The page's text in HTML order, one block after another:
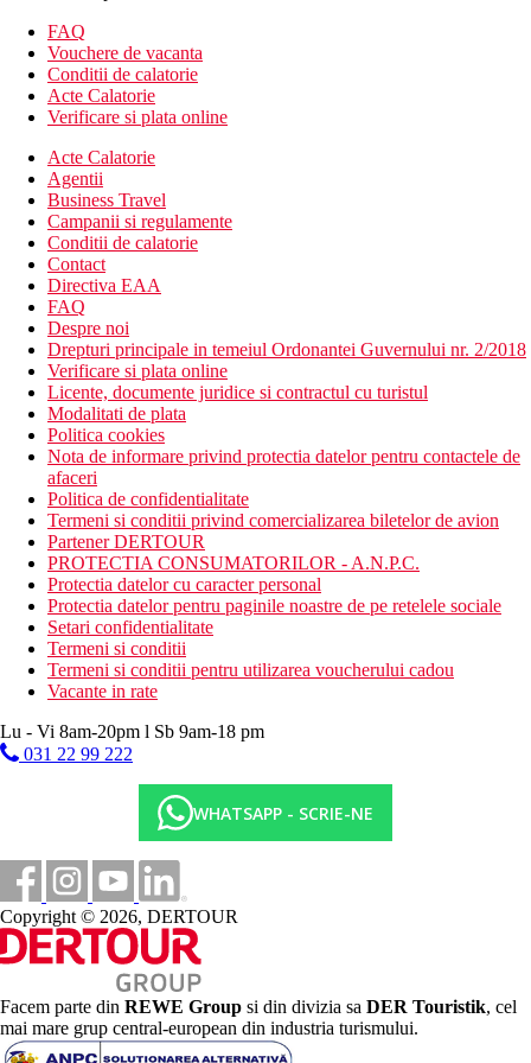
Descrierea plajei
la 200 m de plaja
sezlonguri si umbrele disponibile contra cost
Activitati sportive gratuite
2 piscine: o piscina mare de 110 m² si o piscina mica de
20 m², cu jacuzzi
sala de fitness
2 saune si o baie turceasca
cada cu hidromasaj
Activitati sportive contra cost
teren de golf la 3 km
Siam Spa cu cele mai bune masaje thailandeze
inchiriere de biciclete (disponibile contra cost)
Masa
Mic dejun (BB) – mic dejun tip bufet.
Demipensiune (HB) – mic dejun si cina tip bufet.
Bauturile la cina sunt disponibile contra cost.
Un restaurant si bar cu terasa la 360°, fermecator, la
ultimul etaj, cu vederi uimitoare asupra Oceanului Atlantic
pe o parte si a muntilor pe cealalta
Sapphire Pool Bar
Categoria oficiala
5 stele
Site web
https://bohemia-grancanaria.com/en
Distanţe
Distanta pana la plaja
Distanta de cel mai apropiat aeroport
2,5 km
Centrul orasului
3 km
teren de golf
Plaja
FAQ
Vouchere de vacanta
Conditii de calatorie
Acte Calatorie
Verificare si plata online
Acte Calatorie
Agentii
Business Travel
Campanii si regulamente
Conditii de calatorie
Contact
Directiva EAA
FAQ
Despre noi
Drepturi principale in temeiul Ordonantei Guvernului nr. 2/2018
Verificare si plata online
Licente, documente juridice si contractul cu turistul
Modalitati de plata
Politica cookies
Nota de informare privind protectia datelor pentru contactele de
afaceri
Politica de confidentialitate
Termeni si conditii privind comercializarea biletelor de avion
Partener DERTOUR
PROTECTIA CONSUMATORILOR - A.N.P.C.
Protectia datelor cu caracter personal
Protectia datelor pentru paginile noastre de pe retelele sociale
Setari confidentialitate
Termeni si conditii
Termeni si conditii pentru utilizarea voucherului cadou
Vacante in rate
Lu - Vi 8am-20pm l Sb 9am-18 pm
031 22 99 222
WHATSAPP - SCRIE-NE
Copyright © 2026, DERTOUR
Facem parte din REWE Group si din divizia sa DER Touristik, cel
mai mare grup central-european din industria turismului.